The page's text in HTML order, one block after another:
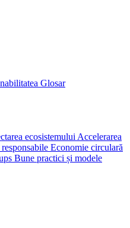
Glosar
ecosistemului Accelerarea
Economie circulară
Bune practici și modele